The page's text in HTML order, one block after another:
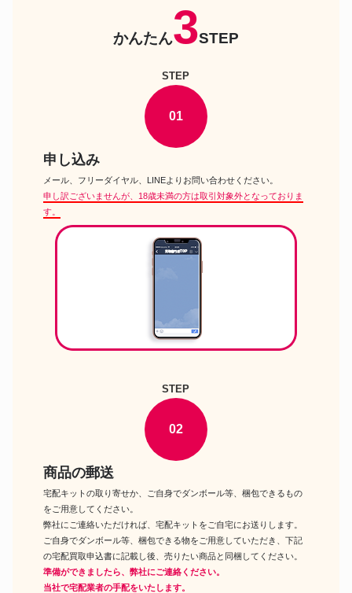
and Rey 1/6カスタムドールヘッ
ドOBITSU30-02 ミケル No.810
アゾン えっくすきゅーとピアニ
創作ビスクドール レナータ 球体
関節人形 bisque doll girl 少女人
形 ベルミシェル
ジェニーショップ限定 サヤカ リ
カちゃんキャッスル おたのしみ
ディ カスタムドール アニメドー
ル BJD風ヘッド
ァッショナブリー フローラル
BFMC Barbie
ネオブライス パティパッチ ブラ
イス ドール タカラトミー
き作 月光社 創作人形 球体関節
LocoMocoNeco 羊毛フェルト
猫 マンチカンの子猫 マンチカン
フランス ビスクドール 高:41cm
ディ アンティーク
ささドール imomo Emptyヘッド
Cream肌 1/4ドール メイクカス
タムヘッド
ング ゼンマイ式両足稼働 オ
バービー Tribute トリビュート
10YEARS イヤーズ BFMC
Barbie ドール 人形 フ
バービー マーメイドガウン
Mermaid Gown BFMC Barbie
ドール 人形 ゴールドラ
かんたん3STEP
STEP
01
申し込み
メール、フリーダイヤル、LINEよりお問い合わせください。
申し訳ございませんが、18歳未満の方は取引対象外となっておりま
す。
STEP
02
商品の郵送
宅配キットの取り寄せか、ご自身でダンボール等、梱包できるもの
をご用意してください。
弊社にご連絡いただければ、宅配キットをご自宅にお送りします。
ご自身でダンボール等、梱包できる物をご用意していただき、下記
の宅配買取申込書に記載し後、売りたい商品と同梱してください。
準備ができましたら、弊社にご連絡ください。
当社で宅配業者の手配をいたします。